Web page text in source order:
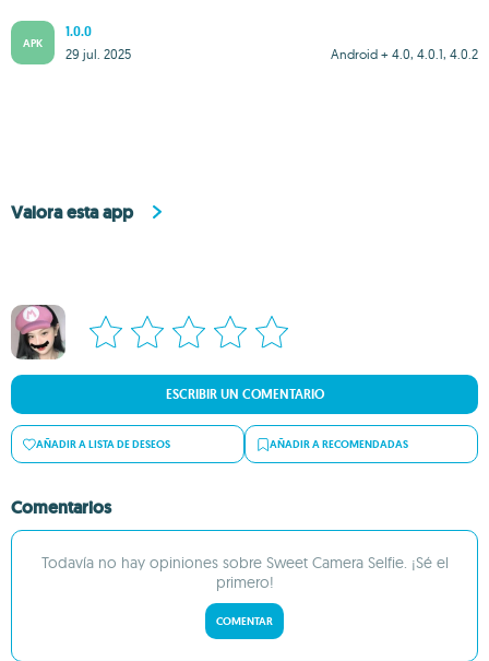
APK
1.0.0
Android + 4.0, 4.0.1, 4.0.2
29 jul. 2025
Valora esta app
ESCRIBIR UN COMENTARIO
AÑADIR A LISTA DE DESEOS AÑADIR A RECOMENDADAS
Comentarios
Todavía no hay opiniones sobre Sweet Camera Selfie. ¡Sé el
primero!
COMENTAR